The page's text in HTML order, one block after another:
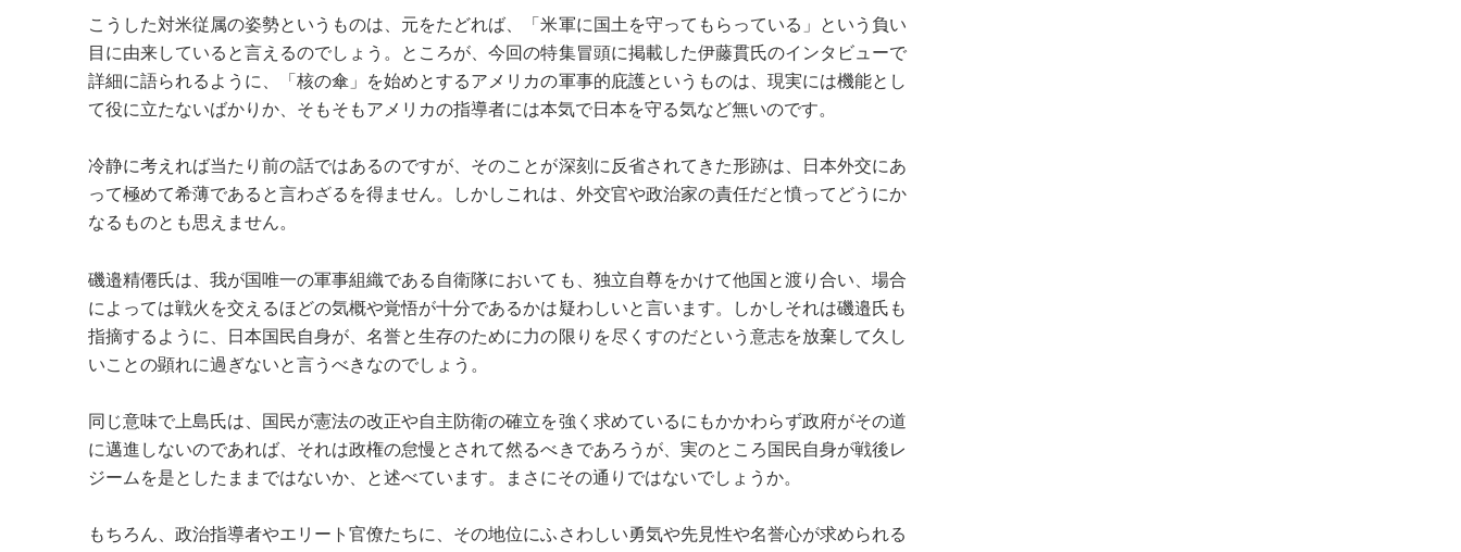
こうした対米従属の姿勢というものは、元をたどれば、「米軍に国土を守ってもらっている」という負い
目に由来していると言えるのでしょう。ところが、今回の特集冒頭に掲載した伊藤貫氏のインタビューで
詳細に語られるように、「核の傘」を始めとするアメリカの軍事的庇護というものは、現実には機能とし
て役に立たないばかりか、そもそもアメリカの指導者には本気で日本を守る気など無いのです。
冷静に考えれば当たり前の話ではあるのですが、そのことが深刻に反省されてきた形跡は、日本外交にあ
って極めて希薄であると言わざるを得ません。しかしこれは、外交官や政治家の責任だと憤ってどうにか
なるものとも思えません。
磯邉精僊氏は、我が国唯一の軍事組織である自衛隊においても、独立自尊をかけて他国と渡り合い、場合
によっては戦火を交えるほどの気概や覚悟が十分であるかは疑わしいと言います。しかしそれは磯邉氏も
指摘するように、日本国民自身が、名誉と生存のために力の限りを尽くすのだという意志を放棄して久し
いことの顕れに過ぎないと言うべきなのでしょう。
同じ意味で上島氏は、国民が憲法の改正や自主防衛の確立を強く求めているにもかかわらず政府がその道
に邁進しないのであれば、それは政権の怠慢とされて然るべきであろうが、実のところ国民自身が戦後レ
ジームを是としたままではないか、と述べています。まさにその通りではないでしょうか。
もちろん、政治指導者やエリート官僚たちに、その地位にふさわしい勇気や先見性や名誉心が求められる